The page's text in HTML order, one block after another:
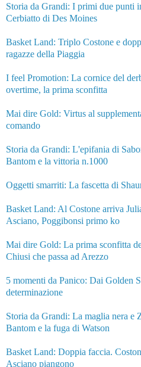
Storia da Grandi: I primi due punti
Cerbiatto di Des Moines
Basket Land: Triplo Costone e
ragazze della Piaggia
I feel Promotion: La cornice del
overtime, la prima sconfitta
Mai dire Gold: Virtus al
comando
Storia da Grandi: L'epifania di
Bantom e la vittoria n.1000
Oggetti smarriti: La fascetta di
Basket Land: Al Costone arriva
Asciano, Poggibonsi primo ko
Mai dire Gold: La prima sconfitta
Chiusi che passa ad Arezzo
5 momenti da Panico: Dai Golden
determinazione
Storia da Grandi: La maglia nera e
Bantom e la fuga di Watson
Basket Land: Doppia faccia.
Asciano piangono